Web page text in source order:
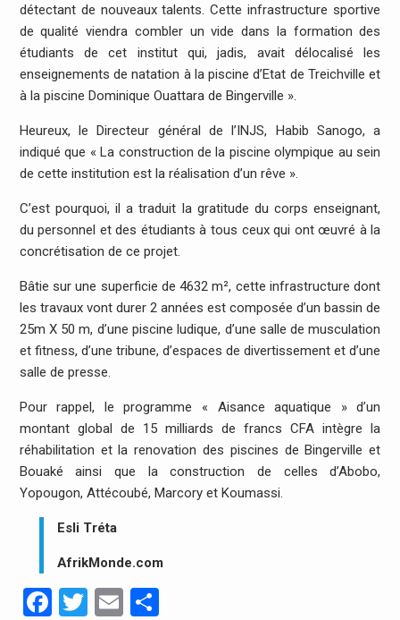
détectant de nouveaux talents. Cette infrastructure sportive
de qualité viendra combler un vide dans la formation des
étudiants de cet institut qui, jadis, avait délocalisé les
enseignements de natation à la piscine d’Etat de Treichville et
à la piscine Dominique Ouattara de Bingerville ».
Heureux, le Directeur général de l’INJS, Habib Sanogo, a
indiqué que « La construction de la piscine olympique au sein
de cette institution est la réalisation d’un rêve ».
C’est pourquoi, il a traduit la gratitude du corps enseignant,
du personnel et des étudiants à tous ceux qui ont œuvré à la
concrétisation de ce projet.
Bâtie sur une superficie de 4632 m², cette infrastructure dont
les travaux vont durer 2 années est composée d’un bassin de
25m X 50 m, d’une piscine ludique, d’une salle de musculation
et fitness, d’une tribune, d’espaces de divertissement et d’une
salle de presse.
Pour rappel, le programme « Aisance aquatique » d’un
montant global de 15 milliards de francs CFA intègre la
réhabilitation et la renovation des piscines de Bingerville et
Bouaké ainsi que la construction de celles d’Abobo,
Yopougon, Attécoubé, Marcory et Koumassi.
Esli Tréta
AfrikMonde.com
Facebook
Twitter
EmailPartager